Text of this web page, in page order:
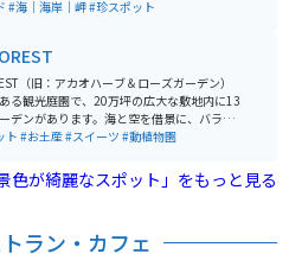
から高温の湯がゴボゴボ湧いている様子を
す。
#海｜海岸｜岬#珍スポット
（旧：アカオハーブ＆ローズガーデン）
る観光庭園で、20万坪の広大な敷地内に13
デンがあります。海と空を借景に、バラや
折々の花々などが楽しめます。曽我浅間神
特に5月上旬から6月中旬のバ
は必見です。また、「COEDA HOUSE」と
ト #お土産#スイーツ #動植物園
色が綺麗なスポット」をもっと見る
ラン・カフェ